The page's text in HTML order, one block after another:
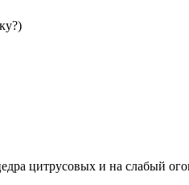
цитрусовых и на слабый